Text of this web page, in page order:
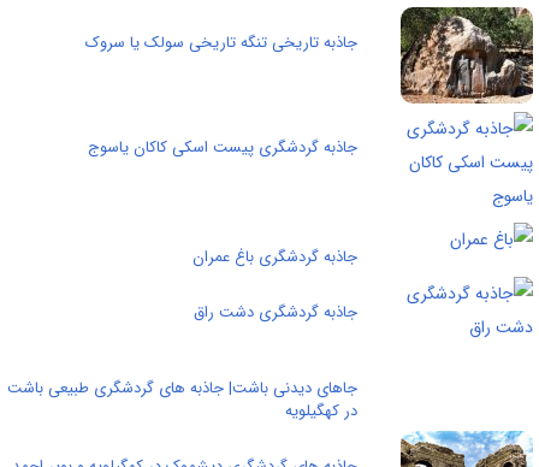
جاذبه تاریخی تنگه تاریخی سولک یا سروک
جاذبه گردشگری پیست اسکی کاکان یاسوج
جاذبه گردشگری باغ عمران
جاذبه گردشگری دشت راق
جاهای دیدنی باشت| جاذبه های گردشگری طبیعی باشت
در کهگیلویه